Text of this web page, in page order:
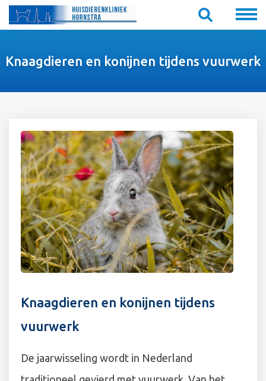
Knaagdieren en konijnen tijdens vuurwerk
Knaagdieren en konijnen tijdens
vuurwerk
De jaarwisseling wordt in Nederland